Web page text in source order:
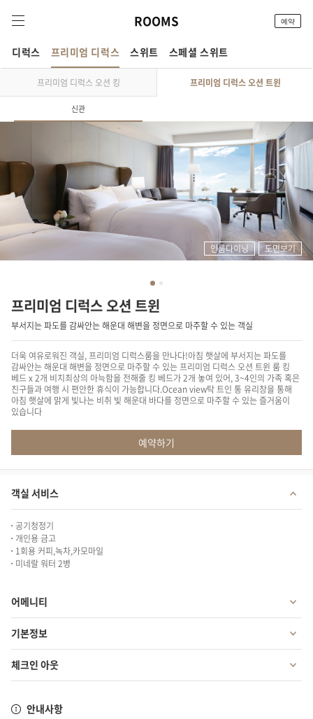
ROOMS 예약
디럭스 프리미엄 디럭스 스위트 스페셜 스위트
프리미엄 디럭스 오션 킹 프리미엄 디럭스 오션 트윈
신관
인룸다이닝 도면보기
프리미엄 디럭스 오션 트윈
부서지는 파도를 감싸안는 해운대 해변을 정면으로 마주할 수 있는 객실
더욱 여유로워진 객실, 프리미엄 디럭스룸을 만나다!아침 햇살에 부서지는 파도를
감싸안는 해운대 해변을 정면으로 마주할 수 있는 프리미엄 디럭스 오션 트윈 룸 킹
베드 x 2개 비치최상의 아늑함을 전해줄 킹 베드가 2개 놓여 있어, 3~4인의 가족 혹은
친구들과 여행 시 편안한 휴식이 가능합니다.Ocean view탁 트인 통 유리창을 통해
아침 햇살에 맑게 빛나는 비취 빛 해운대 바다를 정면으로 마주할 수 있는 즐거움이
있습니다
예약하기
객실 서비스
공기청정기
개인용 금고
1회용 커피,녹차,카모마일
미네랄 워터 2병
어메니티
기본정보
체크인 아웃
안내사항